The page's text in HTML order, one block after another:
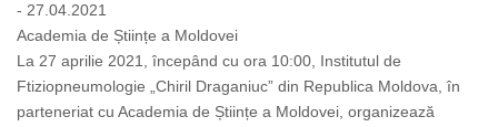
- 27.04.2021
Academia de Științe a Moldovei
La 27 aprilie 2021, începând cu ora 10:00, Institutul de
Ftiziopneumologie „Chiril Draganiuc” din Republica Moldova, în
parteneriat cu Academia de Științe a Moldovei, organizează